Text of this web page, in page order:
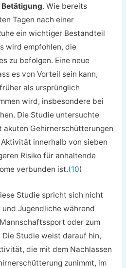
. Wie bereits
Tagen nach einer
ein wichtiger Bestandteil
wird empfohlen, die
zu befolgen. Eine neue
es von Vorteil sein kann,
als ursprünglich
wird, insbesondere bei
Die Studie untersuchte
akuten Gehirnerschütterungen
innerhalb von sieben
Risiko für anhaltende
verbunden ist.(10)
Studie spricht sich nicht
Jugendliche während
oder zum
Studie weist darauf hin,
die mit dem Nachlassen
zunimmt, im